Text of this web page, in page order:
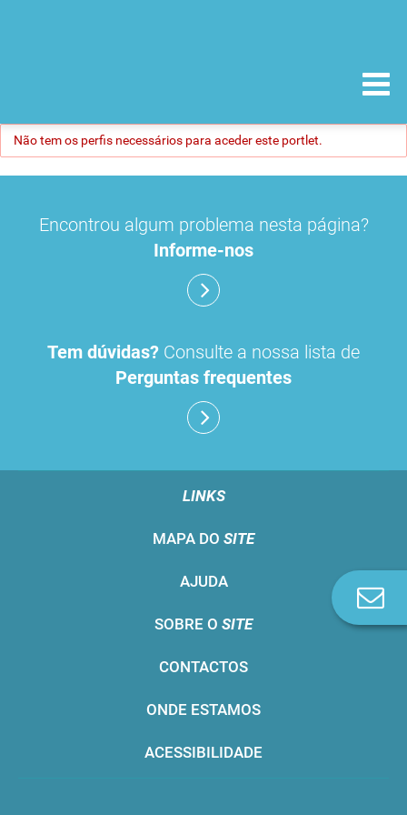
Não tem os perfis necessários para aceder este portlet.
Encontrou algum problema nesta página?
Informe-nos
Tem dúvidas? Consulte a nossa lista de
Perguntas frequentes
LINKS
MAPA DO SITE
AJUDA
SOBRE O SITE
CONTACTOS
ONDE ESTAMOS
ACESSIBILIDADE